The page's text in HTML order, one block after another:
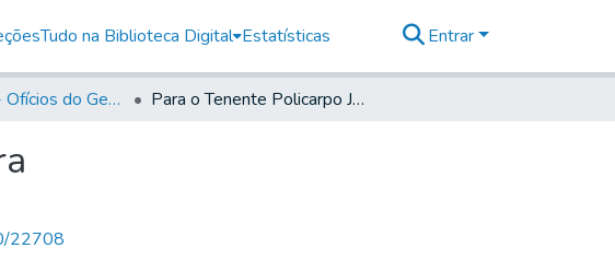
Tudo na Biblioteca Digital Estatísticas Entrar
Volume 92 - Ofícios do General D. Luiz aos diversos funcionários da Capitania (1768- 1772) Para o Tenente Policarpo Joaquim de Oliveira
22708